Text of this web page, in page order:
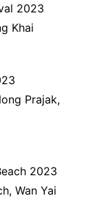
2023
Khai
Prajak,
2023
Wan Yai